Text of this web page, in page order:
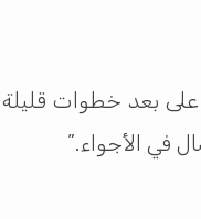
بعد خطوات